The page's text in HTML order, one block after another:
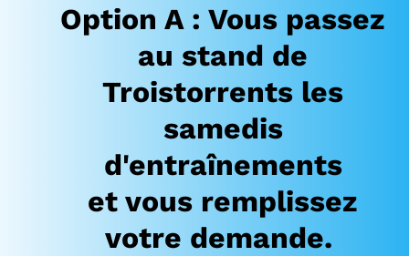
Option A: Vous passez
au stand de
Troistorrents les
samedis
d'entraînements
et vous remplissez
votre demande.